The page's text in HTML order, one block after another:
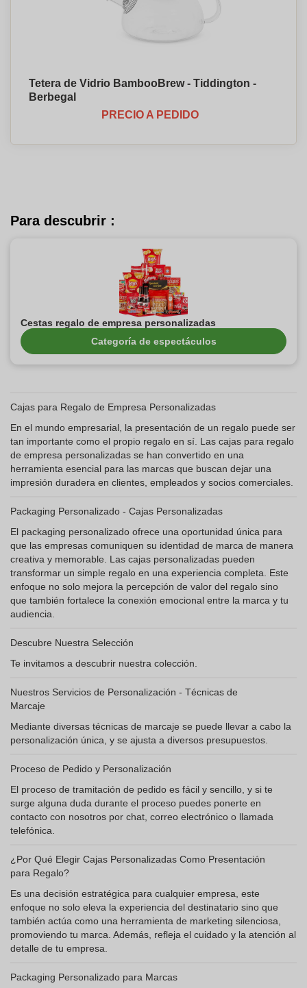
Tetera de Vidrio BambooBrew - Tiddington -
Berbegal
PRECIO A PEDIDO
Para descubrir :
Cestas regalo de empresa personalizadas
Categoría de espectáculos
Cajas para Regalo de Empresa Personalizadas
En el mundo empresarial, la presentación de un regalo puede ser
tan importante como el propio regalo en sí. Las cajas para regalo
de empresa personalizadas se han convertido en una
herramienta esencial para las marcas que buscan dejar una
impresión duradera en clientes, empleados y socios comerciales.
Packaging Personalizado - Cajas Personalizadas
El packaging personalizado ofrece una oportunidad única para
que las empresas comuniquen su identidad de marca de manera
creativa y memorable. Las cajas personalizadas pueden
transformar un simple regalo en una experiencia completa. Este
enfoque no solo mejora la percepción de valor del regalo sino
que también fortalece la conexión emocional entre la marca y tu
audiencia.
Descubre Nuestra Selección
Te invitamos a descubrir nuestra colección.
Nuestros Servicios de Personalización - Técnicas de
Marcaje
Mediante diversas técnicas de marcaje se puede llevar a cabo la
personalización única, y se ajusta a diversos presupuestos.
Proceso de Pedido y Personalización
El proceso de tramitación de pedido es fácil y sencillo, y si te
surge alguna duda durante el proceso puedes ponerte en
contacto con nosotros por chat, correo electrónico o llamada
telefónica.
¿Por Qué Elegir Cajas Personalizadas Como Presentación
para Regalo?
Es una decisión estratégica para cualquier empresa, este
enfoque no solo eleva la experiencia del destinatario sino que
también actúa como una herramienta de marketing silenciosa,
promoviendo tu marca. Además, refleja el cuidado y la atención al
detalle de tu empresa.
Packaging Personalizado para Marcas